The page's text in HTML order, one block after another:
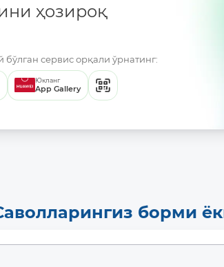
ҳозироқ
бўлган сервис орқали ўрнатинг:
Юкланг
App Gallery
борми